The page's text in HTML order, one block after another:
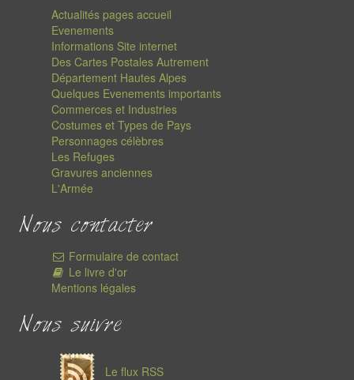
Actualités pages accueil
Evenements
Informations Site internet
Des Cartes Postales Autrement
Département Hautes Alpes
Quelques Evenements importants
Commerces et Industries
Costumes et Types de Pays
Personnages célèbres
Les Refuges
Gravures anciennes
L'Armée
Nous contacter
Formulaire de contact
Le livre d'or
Mentions légales
Nous suivre
Le flux RSS